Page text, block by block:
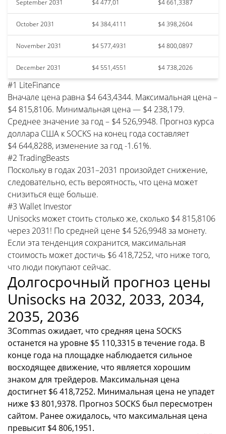
September 2031 $4 477,01 $4 661,3387
October 2031 $4 384,4111 $4 398,2604
November 2031 $4 577,4931 $4 800,0897
December 2031 $4 551,4551 $4 738,2026
#1 LiteFinance
Вначале цена равна $4 643,4344. Максимальная цена –
$4 815,8106. Минимальная цена — $4 238,179.
Среднее значение за год – $4 526,9948. Прогноз курса
доллара США к SOCKS на конец года составляет
$4 644,8288, изменение за год -1.61%.
#2 TradingBeasts
Поскольку в годах 2031–2031 произойдет снижение,
следовательно, есть вероятность, что цена может
снизиться еще больше.
#3 Wallet Investor
Unisocks может стоить столько же, сколько $4 815,8106
через 2031! По средней цене $4 526,9948 за монету.
Если эта тенденция сохранится, максимальная
стоимость может достичь $6 418,7252, что ниже того,
что люди покупают сейчас.
Долгосрочный прогноз цены
Unisocks на 2032, 2033, 2034,
2035, 2036
3Commas ожидает, что средняя цена SOCKS
останется на уровне $5 110,3315 в течение года. В
конце года на площадке наблюдается сильное
восходящее движение, что является хорошим
знаком для трейдеров. Максимальная цена
достигнет $6 418,7252. Минимальная цена не упадет
ниже $3 801,9378. Прогноз SOCKS был пересмотрен
сайтом. Ранее ожидалось, что максимальная цена
превысит $4 806,1951.